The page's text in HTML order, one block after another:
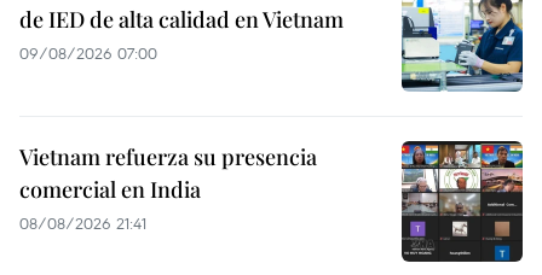
de IED de alta calidad en Vietnam
09/08/2026 07:00
Vietnam refuerza su presencia
comercial en India
08/08/2026 21:41